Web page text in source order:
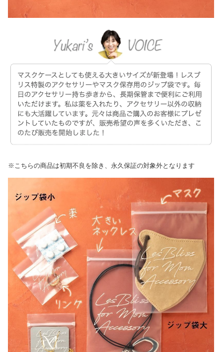
※こちらの商品は初期不良を除き、永久保証の対象外となります